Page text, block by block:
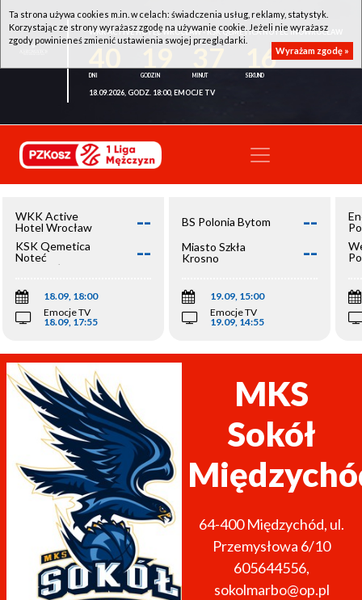
WKK ACTIVE HOTEL WROCŁAW - KSK QEMETICA NOTEĆ INOWROCŁAW
16
18.09.2026, GODZ. 18:00, EMOCJE TV
WKK Active
Hotel Wrocław
--
KSK Qemetica
Noteć
Inowrocław
--
18.09, 18:00
Emocje TV
18.09, 17:55
BS Polonia Bytom --
Miasto Szkła
Krosno
--
19.09, 15:00
Emocje TV
19.09, 14:55
MKS
Sokół
64-400 Międzychód, ul.
Przemysłowa 6/10
605644556,
sokolmarbo@op.pl
Ta strona używa cookies m.in. w celach: świadczenia usług, reklamy, statystyk.
Korzystając ze strony wyrażasz zgodę na używanie cookie. Jeżeli nie wyrażasz
zgody powinieneś zmienić ustawienia swojej przeglądarki.
Wyrażam zgodę »